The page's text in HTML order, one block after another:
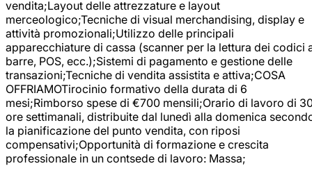
vendita;Layout delle attrezzature e layout
merceologico;Tecniche di visual merchandising, display e
attività promozionali;Utilizzo delle principali
apparecchiature di cassa (scanner per la lettura dei codici
barre, POS, ecc.);Sistemi di pagamento e gestione delle
transazioni;Tecniche di vendita assistita e attiva;COSA
OFFRIAMOTirocinio formativo della durata di 6
mesi;Rimborso spese di €700 mensili;Orario di lavoro di
ore settimanali, distribuite dal lunedì alla domenica
la pianificazione del punto vendita, con riposi
compensativi;Opportunità di formazione e crescita
professionale in un contsede di lavoro: Massa;